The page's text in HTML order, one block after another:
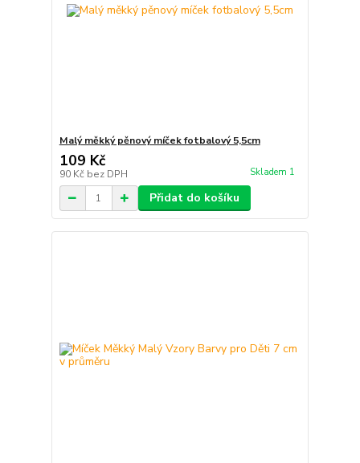
Malý měkký pěnový míček fotbalový 5,5cm
109 Kč
90 Kč bez DPH Skladem 1
Přidat do košíku